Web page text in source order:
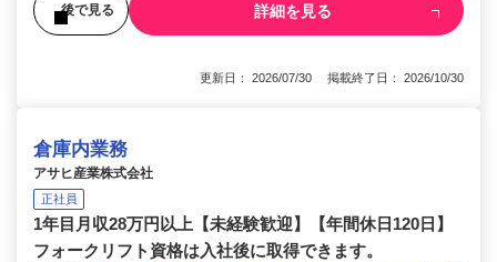
後で見る 詳細を見る
更新日： 2026/07/30 掲載終了日： 2026/10/30
倉庫内業務
アサヒ産業株式会社
正社員
1年目月収28万円以上【未経験歓迎】【年間休日120日】
フォークリフト資格は入社後に取得できます。